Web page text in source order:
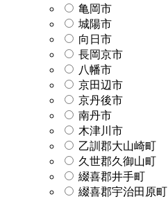
亀岡市
城陽市
向日市
長岡京市
八幡市
京田辺市
京丹後市
南丹市
木津川市
乙訓郡大山崎町
久世郡久御山町
綴喜郡井手町
綴喜郡宇治田原町